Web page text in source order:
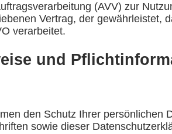
(AVV) zur
Vertrag, der gewährleistet,
verarbeitet.
und
den Schutz Ihrer
sowie dieser